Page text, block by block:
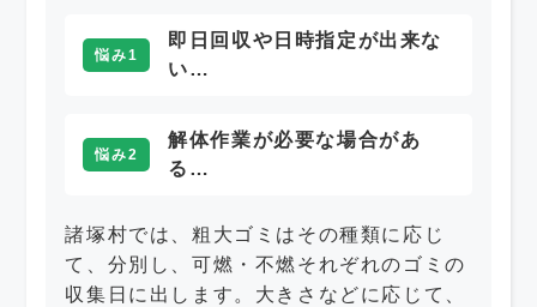
悩み1
即日回収や日時指定が出来な
い…
悩み2
解体作業が必要な場合があ
る…
諸塚村では、粗大ゴミはその種類に応じ
て、分別し、可燃・不燃それぞれのゴミの
収集日に出します。大きさなどに応じて、